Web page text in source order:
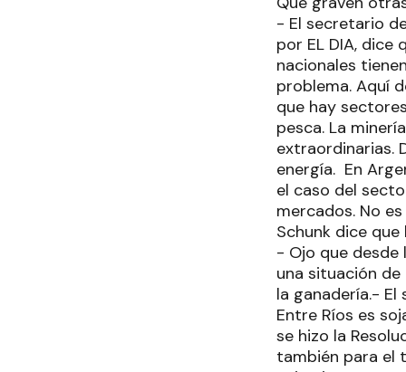
- El secretario
por EL DIA, dice
nacionales
problema. Aquí
que hay
pesca. La
extraordinarias.
energía. En
el caso del
mercados. No
Schunk dice
- Ojo que desde
una situación
la ganadería.-
Entre Ríos es
se hizo la
también para el